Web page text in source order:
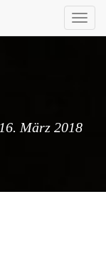
März 2018